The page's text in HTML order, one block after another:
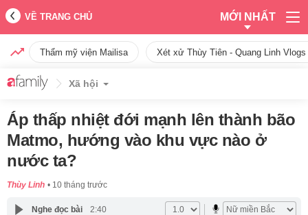
VỀ TRANG CHỦ MỚI NHẤT
Thẩm mỹ viện Mailisa Xét xử Thùy Tiên - Quang Linh
Xã hội
Áp thấp nhiệt đới mạnh lên thành bão
Matmo, hướng vào khu vực nào ở
nước ta?
Thùy Linh 10 tháng trước
Nghe đọc bài 2:40